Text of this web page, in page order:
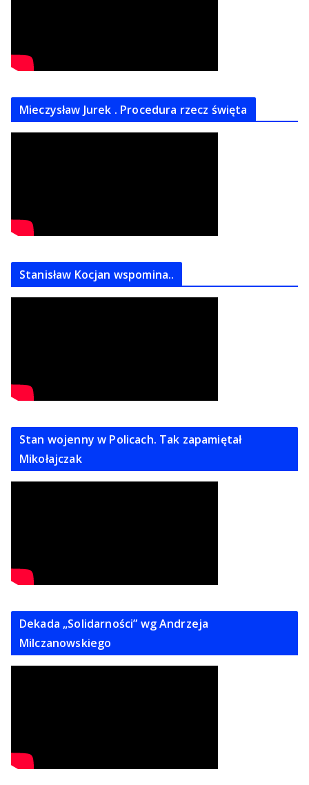
Mieczysław Jurek . Procedura rzecz święta
Stanisław Kocjan wspomina..
Stan wojenny w Policach. Tak zapamiętał
Mikołajczak
Dekada „Solidarności” wg Andrzeja
Milczanowskiego